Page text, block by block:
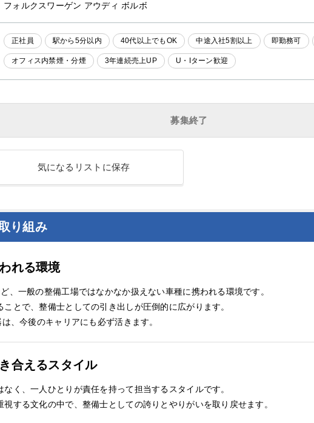
フォルクスワーゲン アウディ ボルボ
正社員 駅から5分以内 40代以上でもOK 中途入社5割以上 即勤務可
オフィス内禁煙・分煙 3年連続売上UP U・Iターン歓迎
募集終了
気になるリストに保存
り組み
れる環境
、一般の整備工場ではなかなか扱えない車種に携われる環境です。
とで、整備士としての引き出しが圧倒的に広がります。
、今後のキャリアにも必ず活きます。
合えるスタイル
く、一人ひとりが責任を持って担当するスタイルです。
する文化の中で、整備士としての誇りとやりがいを取り戻せます。